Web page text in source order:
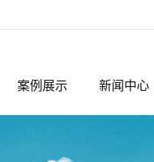
案例展示 新闻中心